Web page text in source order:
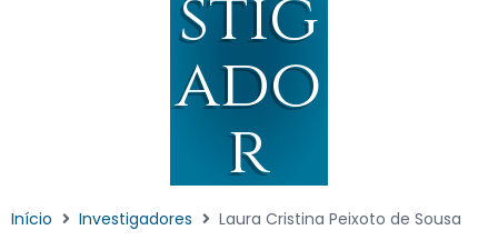
stig
ado
r
Início Investigadores Laura Cristina Peixoto de Sousa